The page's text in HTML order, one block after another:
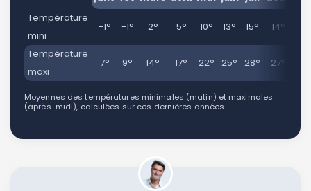
Température
mini
-1° -1° 2° 5° 10° 13° 15° 14°
Température
maxi
7° 9° 14° 17° 22° 25° 28° 27°
Moyennes des températures minimales (matin) et maximales
(après-midi), calculées sur ces dernières années.